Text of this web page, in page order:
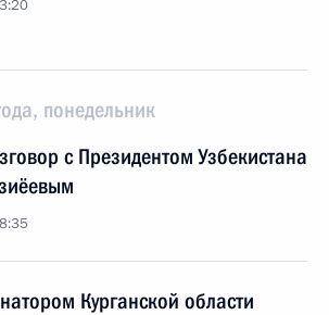
понедельник
с Президентом Узбекистана
Курганской области